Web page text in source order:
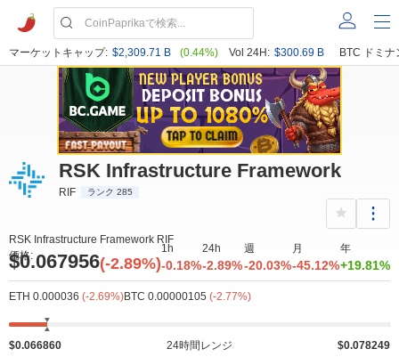
マーケットキャップ: $2,309.71 B (0.44%) Vol 24H: $300.69 B BTC ドミナ
RSK Infrastructure Framework
RIF ランク 285
RSK Infrastructure Framework RIF
価格:
$0.067956(-2.89%)
1h
-0.18%
24h
-2.89%
週
-20.03%
月
-45.12%
年
+19.81%
ETH 0.000036 (-2.69%)BTC 0.00000105 (-2.77%)
$0.066860 24時間レンジ $0.078249